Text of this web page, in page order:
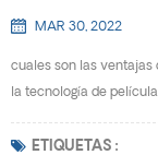
MAR 30, 2022
cuales son las
la tecnología de
termocontraíble de
ETIQUETAS :